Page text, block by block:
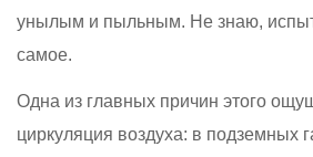
унылым и пыльным. Не знаю,
самое.
Одна из главных причин этого
циркуляция воздуха: в подземных